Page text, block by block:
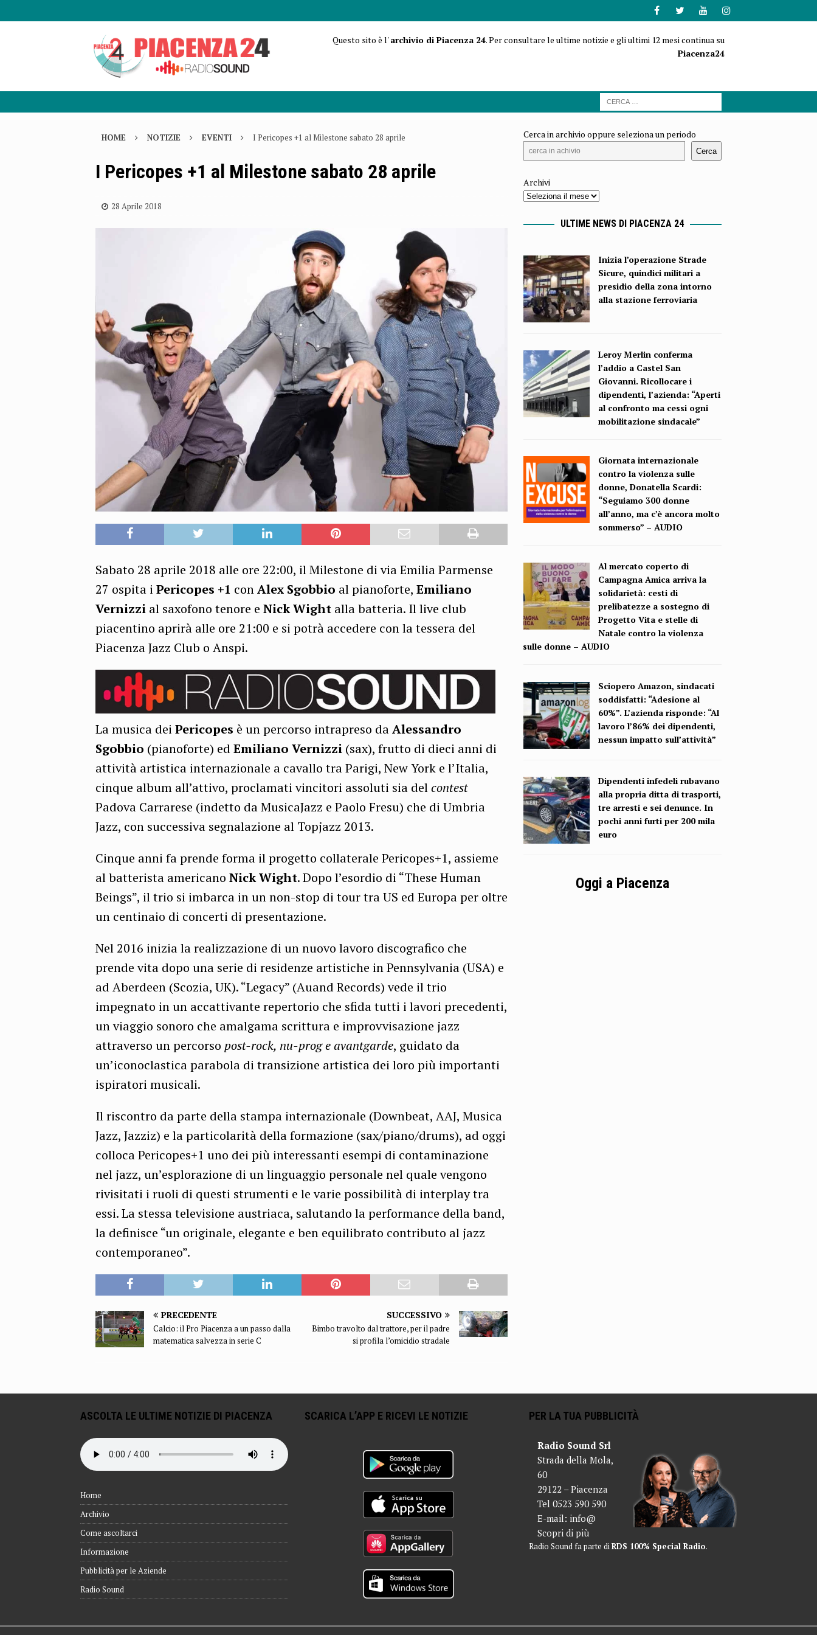
Questo sito è l'archivio di Piacenza 24. Per consultare le ultime notizie e gli ultimi 12 mesi continua su
Piacenza24
HOME NOTIZIE EVENTI I Pericopes +1 al Milestone sabato 28 aprile
I Pericopes +1 al Milestone sabato 28 aprile
28 Aprile 2018
Sabato 28 aprile 2018 alle ore 22:00, il Milestone di via Emilia Parmense
27 ospita i Pericopes +1 conAlex Sgobbio al pianoforte, Emiliano
Vernizzi al saxofono tenore e Nick Wight alla batteria. Il live club
piacentino aprirà alle ore 21:00 e si potrà accedere con la tessera del
Piacenza Jazz Club o Anspi.
La musica dei Pericopes è un percorso intrapreso daAlessandro
Sgobbio (pianoforte) ed Emiliano Vernizzi (sax), frutto di dieci anni di
attività artistica internazionale a cavallo tra Parigi, New York e l’Italia,
cinque album all’attivo, proclamati vincitori assoluti sia delcontest
Padova Carrarese (indetto da MusicaJazz e Paolo Fresu) che di Umbria
Jazz, con successiva segnalazione al Topjazz 2013.
Cinque anni fa prende forma il progetto collaterale Pericopes+1, assieme
al batterista americano Nick Wight. Dopo l’esordio di “These Human
Beings”, il trio si imbarca in un non-stop di tour tra US ed Europa per oltre
un centinaio di concerti di presentazione.
Nel 2016 inizia la realizzazione di un nuovo lavoro discografico che
prende vita dopo una serie di residenze artistiche in Pennsylvania (USA) e
ad Aberdeen (Scozia, UK). “Legacy” (Auand Records) vede il trio
impegnato in un accattivante repertorio che sfida tutti i lavori precedenti,
un viaggio sonoro che amalgama scrittura e improvvisazione jazz
attraverso un percorso post-rock, nu-prog e avantgarde, guidato da
un’iconoclastica parabola di transizione artistica dei loro più importanti
ispiratori musicali.
Il riscontro da parte della stampa internazionale (Downbeat, AAJ, Musica
Jazz, Jazziz) e la particolarità della formazione (sax/piano/drums), ad oggi
colloca Pericopes+1 uno dei più interessanti esempi di contaminazione
nel jazz, un’esplorazione di un linguaggio personale nel quale vengono
rivisitati i ruoli di questi strumenti e le varie possibilità di interplay tra
essi. La stessa televisione austriaca, salutando la performance della band,
la definisce “un originale, elegante e ben equilibrato contributo al jazz
contemporaneo”.
PRECEDENTE
Calcio: il Pro Piacenza a un passo dalla
matematica salvezza in serie C
SUCCESSIVO
Bimbo travolto dal trattore, per il padre
si profila l’omicidio stradale
Cerca in archivio oppure seleziona un periodo
Cerca
Archivi
ULTIME NEWS DI PIACENZA 24
Inizia l’operazione Strade
Sicure, quindici militari a
presidio della zona intorno
alla stazione ferroviaria
Leroy Merlin conferma
l’addio a Castel San
Giovanni. Ricollocare i
dipendenti, l’azienda: “Aperti
al confronto ma cessi ogni
mobilitazione sindacale”
Giornata internazionale
contro la violenza sulle
donne, Donatella Scardi:
“Seguiamo 300 donne
all’anno, ma c’è ancora molto
sommerso” – AUDIO
Al mercato coperto di
Campagna Amica arriva la
solidarietà: cesti di
prelibatezze a sostegno di
Progetto Vita e stelle di
Natale contro la violenza
sulle donne – AUDIO
Sciopero Amazon, sindacati
soddisfatti: “Adesione al
60%”. L’azienda risponde: “Al
lavoro l’86% dei dipendenti,
nessun impatto sull’attività”
Dipendenti infedeli rubavano
alla propria ditta di trasporti,
tre arresti e sei denunce. In
pochi anni furti per 200 mila
euro
Oggi a Piacenza
ASCOLTA LE ULTIME NOTIZIE DI PIACENZA
Home
Archivio
Come ascoltarci
Informazione
Pubblicità per le Aziende
Radio Sound
SCARICA L’APP E RICEVI LE NOTIZIE PER LA TUA PUBBLICITÀ
Radio Sound Srl
Strada della Mola,
60
29122 – Piacenza
Tel 0523 590 590
E-mail: info@
Scopri di più
Radio Sound fa parte diRDS 100% Special Radio.